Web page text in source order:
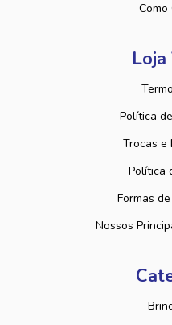
Como
Política
Trocas e
Política
Formas
Nossos